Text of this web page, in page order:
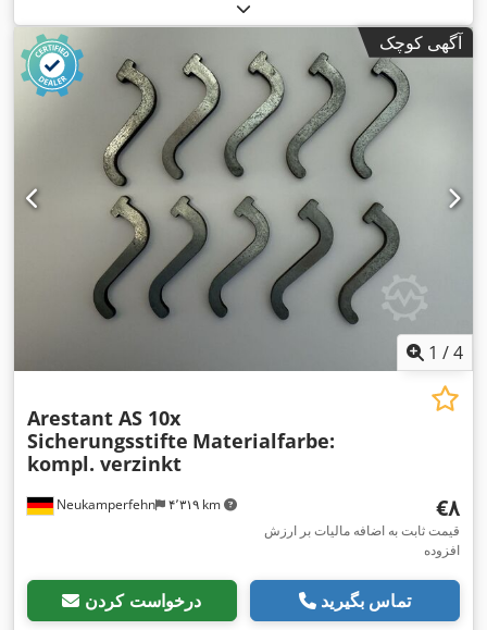
آگهی کوچک
1 /4
Neukamperfehn ۴٬۳۱۹ km
Arestant AS 10x
Sicherungsstifte Materialfarbe:
kompl. verzinkt
‎€۸
قیمت ثابت به اضافه مالیات بر ارزش
افزوده
درخواست کردن تماس بگیرید